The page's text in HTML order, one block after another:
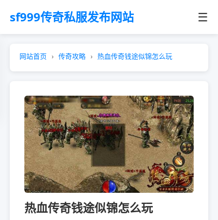
sf999传奇私服发布网站 ☰
网站首页 传奇攻略 热血传奇钱途似锦怎么玩
热血传奇钱途似锦怎么玩